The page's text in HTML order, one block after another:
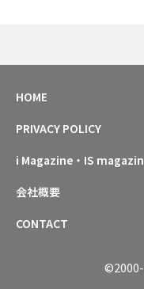
HOME
PRIVACY POLICY
i Magazine・IS
会社概要
CONTACT